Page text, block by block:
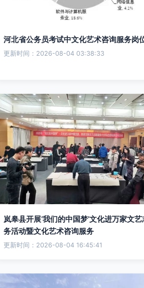
河北省公务员考试中文化艺术咨询服务岗
更新时间：2026-08-04 03:38:33
岚皋县开展‘我们的中国梦’文化进万家文
务活动暨文化艺术咨询服务
更新时间：2026-08-04 16:45:41